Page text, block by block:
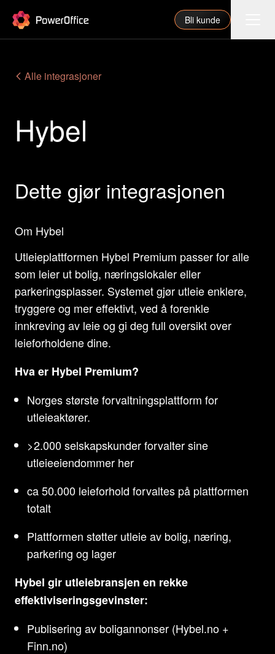
PowerOffice Bli kunde
Funksjoner
Priser
Våre partnere
Om oss
Support
Logg inn
Alle integrasjoner
Hybel
Dette gjør integrasjonen
Om Hybel
Utleieplattformen Hybel Premium passer for alle
som leier ut bolig, næringslokaler eller
parkeringsplasser. Systemet gjør utleie enklere,
tryggere og mer effektivt, ved å forenkle
innkreving av leie og gi deg full oversikt over
leieforholdene dine.
Hva er Hybel Premium?
Norges største forvaltningsplattform for
utleieaktører.
>2.000 selskapskunder forvalter sine
utleieeiendommer her
ca 50.000 leieforhold forvaltes på plattformen
totalt
Plattformen støtter utleie av bolig, næring,
parkering og lager
Hybel gir utleiebransjen en rekke
effektiviseringsgevinster:
Publisering av boligannonser (Hybel.no +
Finn.no)